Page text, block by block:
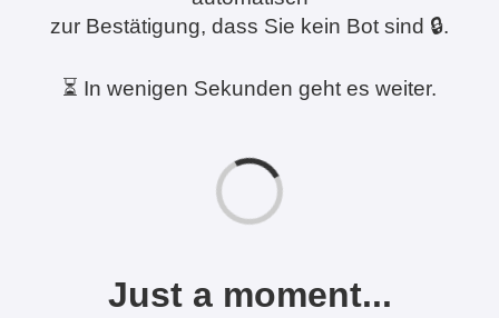
zur Bestätigung, dass Sie kein Bot sind 🔒.
⏳ In wenigen Sekunden geht es weiter.
Just a moment...